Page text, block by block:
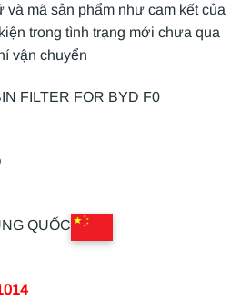
và mã sản phẩm như cam kết của
trong tình trạng mới chưa qua
vận chuyển
FILTER FOR BYD F0
QUỐC